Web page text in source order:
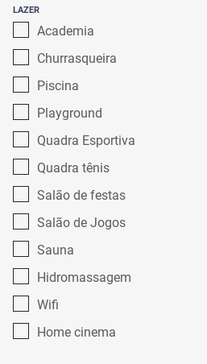
LAZER
Academia
Churrasqueira
Piscina
Playground
Quadra Esportiva
Quadra tênis
Salão de festas
Salão de Jogos
Sauna
Hidromassagem
Wifi
Home cinema